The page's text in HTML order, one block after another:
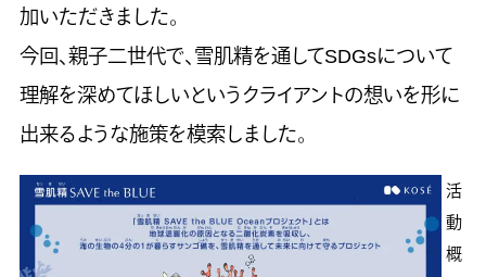
加いただきました。
今回、親子二世代で、雪肌精を通してSDGsについて
理解を深めてほしいというクライアントの想いを形に
出来るような施策を模索しました。
活
動
概